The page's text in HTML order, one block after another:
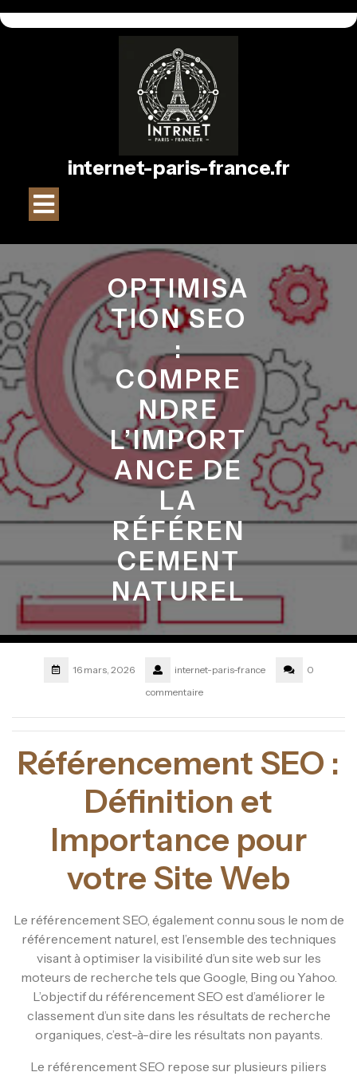
au
internet-paris-france.fr
Ouvrir
OPTIMISA
TION SEO
:
COMPRE
NDRE
L’IMPORT
ANCE DE
LA
RÉFÉREN
CEMENT
NATUREL
16 mars, 2026 internet-paris-france
0
commentaire
Référencement SEO :
Définition et
Importance pour
votre Site Web
Le référencement SEO, également connu sous le nom de
référencement naturel, est l’ensemble des techniques
visant à optimiser la visibilité d’un site web sur les
moteurs de recherche tels que Google, Bing ou Yahoo.
L’objectif du référencement SEO est d’améliorer le
classement d’un site dans les résultats de recherche
organiques, c’est-à-dire les résultats non payants.
Le référencement SEO repose sur plusieurs piliers